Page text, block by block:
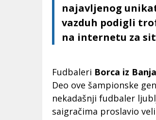
najavljenog
vazduh podigli
na internetu za
Fudbaleri Borca iz
Deo ove šampionske
nekadašnji fudbaler
saigračima proslavio